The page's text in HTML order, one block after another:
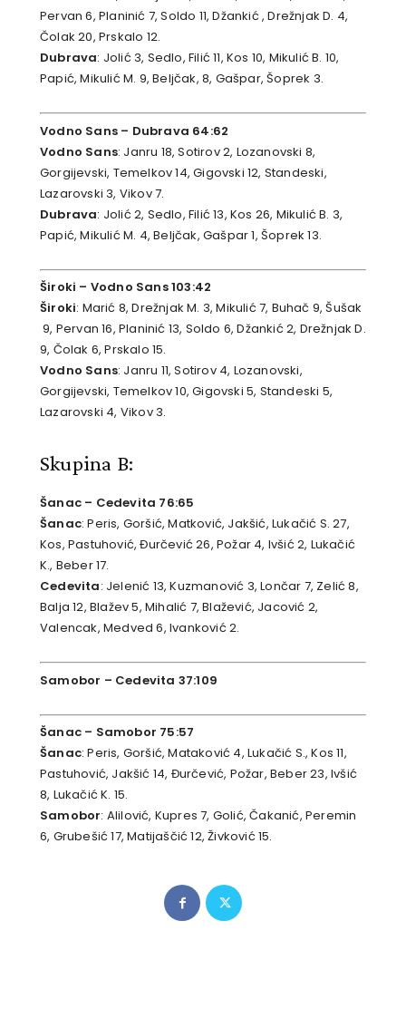
Pervan 6, Planinić 7, Soldo 11, Džankić , Drežnjak D. 4,
Čolak 20, Prskalo 12.
Dubrava: Jolić 3, Sedlo, Filić 11, Kos 10, Mikulić B. 10,
Papić, Mikulić M. 9, Beljčak, 8, Gašpar, Šoprek 3.
Vodno Sans – Dubrava 64:62
Vodno Sans: Janru 18, Sotirov 2, Lozanovski 8,
Gorgijevski, Temelkov 14, Gigovski 12, Standeski,
Lazarovski 3, Vikov 7.
Dubrava: Jolić 2, Sedlo, Filić 13, Kos 26, Mikulić B. 3,
Papić, Mikulić M. 4, Beljčak, Gašpar 1, Šoprek 13.
Široki – Vodno Sans 103:42
Široki: Marić 8, Drežnjak M. 3, Mikulić 7, Buhač 9, Šušak
9, Pervan 16, Planinić 13, Soldo 6, Džankić 2, Drežnjak D.
9, Čolak 6, Prskalo 15.
Vodno Sans: Janru 11, Sotirov 4, Lozanovski,
Gorgijevski, Temelkov 10, Gigovski 5, Standeski 5,
Lazarovski 4, Vikov 3.
Skupina B:
Šanac – Cedevita 76:65
Šanac: Peris, Goršić, Matković, Jakšić, Lukačić S. 27,
Kos, Pastuhović, Đurčević 26, Požar 4, Ivšić 2, Lukačić
K., Beber 17.
Cedevita: Jelenić 13, Kuzmanović 3, Lončar 7, Zelić 8,
Balja 12, Blažev 5, Mihalić 7, Blažević, Jacović 2,
Valencak, Medved 6, Ivanković 2.
Samobor – Cedevita 37:109
Šanac – Samobor 75:57
Šanac: Peris, Goršić, Mataković 4, Lukačić S., Kos 11,
Pastuhović, Jakšić 14, Đurčević, Požar, Beber 23, Ivšić
8, Lukačić K. 15.
Samobor: Alilović, Kupres 7, Golić, Čakanić, Peremin
6, Grubešić 17, Matijaščić 12, Živković 15.